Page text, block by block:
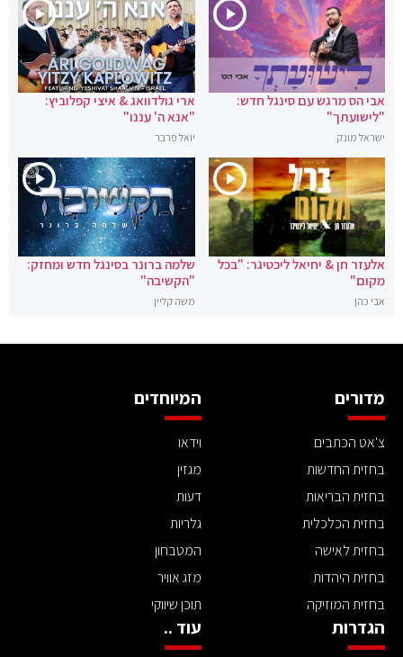
אבי הס מרגש עם סינגל חדש:
"לישועתך"
ישראל מונק
ארי גולדוואג & איצי קפלוביץ:
"אנא ה' עננו"
יואל פרבר
אלעזר חן & יחיאל ליכטיגר: "בכל
מקום"
אבי כהן
שלמה ברונר בסינגל חדש ומחזק:
"הקשיבה"
משה קליין
מדורים
צ'אט הכתבים
בחזית החדשות
בחזית הבריאות
בחזית הכלכלית
בחזית לאישה
בחזית היהדות
בחזית המוזיקה
המיוחדים
וידאו
מגזין
דעות
גלריות
המטבחון
מזג אוויר
תוכן שיווקי
הגדרות עוד ..